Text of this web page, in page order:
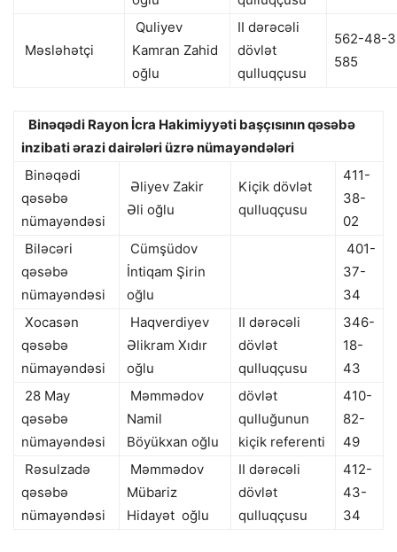
Məsləhətçi
Quliyev
Kamran Zahid
oğlu
II dərəcəli
dövlət
qulluqçusu
562-48-
585
Binəqədi Rayon İcra Hakimiyyəti başçısının qəsəbə
inzibati ərazi dairələri üzrə nümayəndələri
Binəqədi
qəsəbə
nümayəndəsi
Əliyev Zakir
Əli oğlu
Kiçik dövlət
qulluqçusu
411-
38-
02
Biləcəri
qəsəbə
nümayəndəsi
Cümşüdov
İntiqam Şirin
oğlu
401-
37-
34
Xocasən
qəsəbə
nümayəndəsi
Haqverdiyev
Əlikram Xıdır
oğlu
II dərəcəli
dövlət
qulluqçusu
346-
18-
43
28 May
qəsəbə
nümayəndəsi
Məmmədov
Namil
Böyükxan oğlu
dövlət
qulluğunun
kiçik referenti
410-
82-
49
Rəsulzadə
qəsəbə
nümayəndəsi
Məmmədov
Mübariz
Hidayət oğlu
II dərəcəli
dövlət
qulluqçusu
412-
43-
34